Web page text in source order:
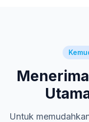
Menerima
Untuk